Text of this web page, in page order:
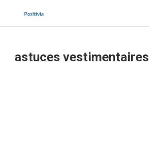
astuces vestimentaires